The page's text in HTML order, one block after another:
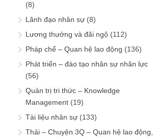
(8)
Lãnh đạo nhân sự (8)
Lương thưởng và đãi ngộ (112)
Pháp chế – Quan hệ lao động (136)
Phát triển – đào tạo nhân sự nhân lực
(56)
Quản trị tri thức – Knowledge
Management (19)
Tài liệu nhân sự (133)
Thải – Chuyện 3Q – Quan hệ lao động,